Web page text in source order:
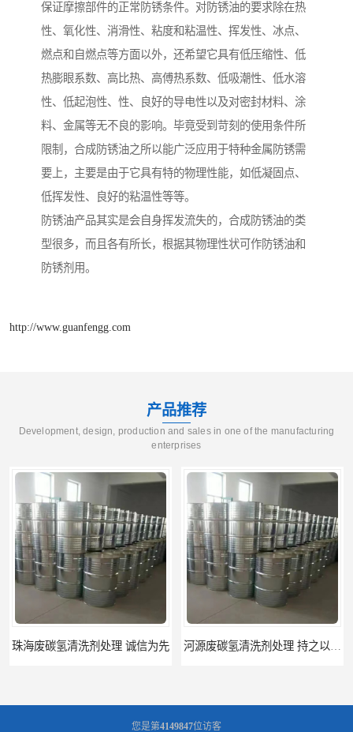
保证摩擦部件的正常防锈条件。对防锈油的要求除在热
性、氧化性、消滑性、粘度和粘温性、挥发性、冰点、
燃点和自燃点等方面以外，还希望它具有低压缩性、低
热膨眼系数、高比热、高傅热系数、低吸潮性、低水溶
性、低起泡性、性、良好的导电性以及对密封材料、涂
料、金属等无不良的影响。毕竟受到苛刻的使用条件所
限制，合成防锈油之所以能广泛应用于特种金属防锈需
要上，主要是由于它具有特的物理性能，如低凝固点、
低挥发性、良好的粘温性等等。
防锈油产品其实是会自身挥发流失的，合成防锈油的类
型很多，而且各有所长，根据其物理性状可作防锈油和
防锈剂用。
http://www.guanfengg.com
产品推荐
Development, design, production and sales in one of the manufacturing
enterprises
河源废碳氢清洗剂处理 持之以恒为客户服务
您是第4149847位访客